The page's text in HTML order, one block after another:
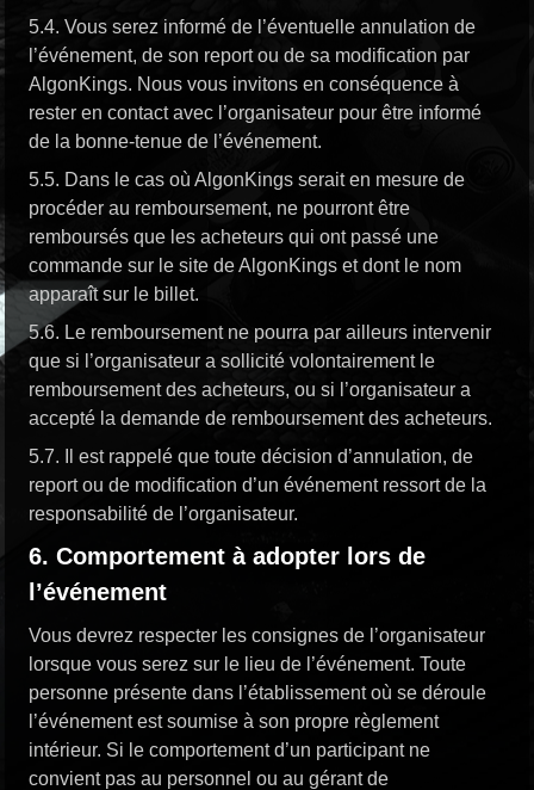
5.4. Vous serez informé de l’éventuelle annulation de
l’événement, de son report ou de sa modification par
AlgonKings. Nous vous invitons en conséquence à
rester en contact avec l’organisateur pour être informé
de la bonne-tenue de l’événement.
5.5. Dans le cas où AlgonKings serait en mesure de
procéder au remboursement, ne pourront être
remboursés que les acheteurs qui ont passé une
commande sur le site de AlgonKings et dont le nom
apparaît sur le billet.
5.6. Le remboursement ne pourra par ailleurs intervenir
que si l’organisateur a sollicité volontairement le
remboursement des acheteurs, ou si l’organisateur a
accepté la demande de remboursement des acheteurs.
5.7. Il est rappelé que toute décision d’annulation, de
report ou de modification d’un événement ressort de la
responsabilité de l’organisateur.
6. Comportement à adopter lors de
l’événement
Vous devrez respecter les consignes de l’organisateur
lorsque vous serez sur le lieu de l’événement. Toute
personne présente dans l’établissement où se déroule
l’événement est soumise à son propre règlement
intérieur. Si le comportement d’un participant ne
convient pas au personnel ou au gérant de